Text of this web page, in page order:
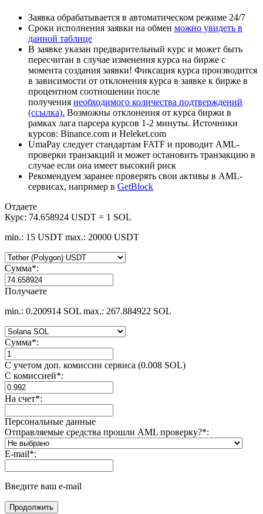
Заявка обрабатывается в автоматическом режиме 24/7
Сроки исполнения заявки на обмен можно увидеть в
данной таблице
В заявке указан предварительный курс и может быть
пересчитан в случае изменения курса на бирже с
момента создания заявки! Фиксация курса производится
в зависимости от отклонения курса в заявке к бирже в
процентном соотношении после
получения необходимого количества подтверждений
(ссылка). Возможны отклонения от курса биржи в
рамках лага парсера курсов 1-2 минуты. Источники
курсов: Binance.com и Heleket.com
UmaPay следует стандартам FATF и проводит AML-
проверки транзакций и может остановить транзакцию в
случае если она имеет высокий риск
Рекомендуем заранее проверять свои активы в AML-
сервисах, например в GetBlock
Отдаете
Курс: 74.658924 USDT = 1 SOL
min.: 15 USDT max.: 20000 USDT
Сумма*:
Получаете
min.: 0.200914 SOL max.: 267.884922 SOL
Сумма*:
С учетом доп. комиссии сервиса (0.008 SOL)
С комиссией*:
На счет*:
Персональные данные
Отправляемые средства прошли AML проверку?*:
E-mail*:
Введите ваш e-mail